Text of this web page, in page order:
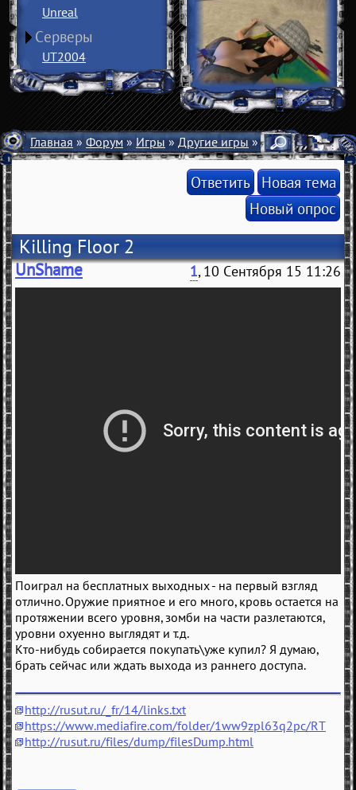
Unreal
Серверы
UT2004
Главная»Форум»Игры»Другие игры» Killing Floor 2
Ответить Новая тема
Новый опрос
Killing Floor 2
UnShame 1, 10 Сентября 15 11:26
Поиграл на бесплатных выходных - на первый взгляд
отлично. Оружие приятное и его много, кровь остается на
протяжении всего уровня, зомби на части разлетаются,
уровни охуенно выглядят и т.д.
Кто-нибудь собирается покупать\уже купил? Я думаю,
брать сейчас или ждать выхода из раннего доступа.
http://rusut.ru/_fr/14/links.txt
https://www.mediafire.com/folder/1ww9zpl63q2pc/RT
http://rusut.ru/files/dump/filesDump.html